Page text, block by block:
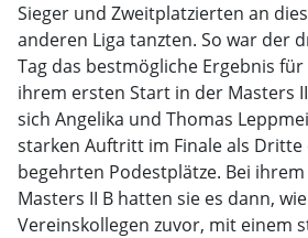
Sieger und Zweitplatzierten an
anderen Liga tanzten. So war der
Tag das bestmögliche Ergebnis für
ihrem ersten Start in der Masters
sich Angelika und Thomas
starken Auftritt im Finale als Dritte
begehrten Podestplätze. Bei
Masters II B hatten sie es dann,
Vereinskollegen zuvor, mit einem